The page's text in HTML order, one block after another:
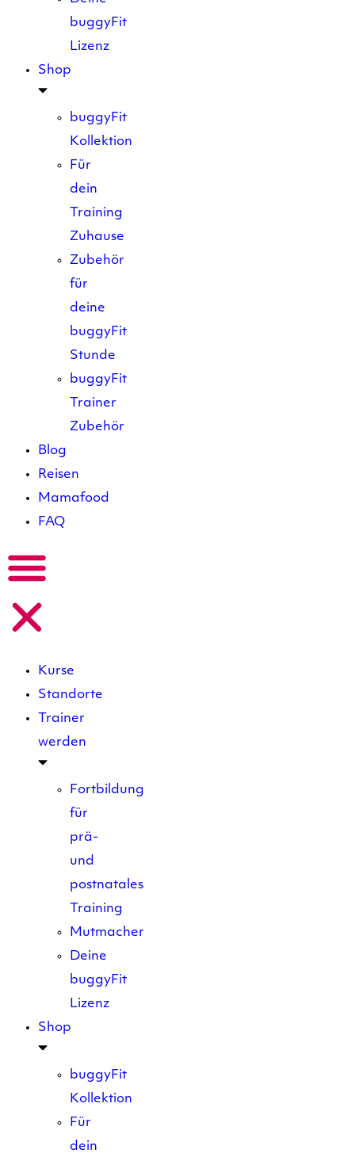
buggyFit
Lizenz
Shop
buggyFit
Kollektion
Für
dein
Training
Zuhause
Zubehör
für
deine
buggyFit
Stunde
buggyFit
Trainer
Zubehör
Blog
Reisen
Mamafood
FAQ
Kurse
Standorte
Trainer
werden
Fortbildung
für
prä-
und
postnatales
Training
Mutmacher
Deine
buggyFit
Lizenz
Shop
buggyFit
Kollektion
Für
dein